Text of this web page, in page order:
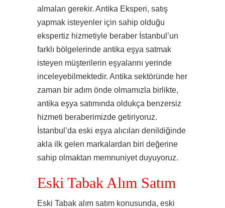
almaları gerekir. Antika Eksperi, satış
yapmak isteyenler için sahip olduğu
ekspertiz hizmetiyle beraber İstanbul’un
farklı bölgelerinde antika eşya satmak
isteyen müşterilerin eşyalarını yerinde
inceleyebilmektedir. Antika sektöründe her
zaman bir adım önde olmamızla birlikte,
antika eşya satımında oldukça benzersiz
hizmeti beraberimizde getiriyoruz.
İstanbul’da eski eşya alıcıları denildiğinde
akla ilk gelen markalardan biri değerine
sahip olmaktan memnuniyet duyuyoruz.
Eski Tabak Alım Satım
Eski Tabak alım satım konusunda, eski